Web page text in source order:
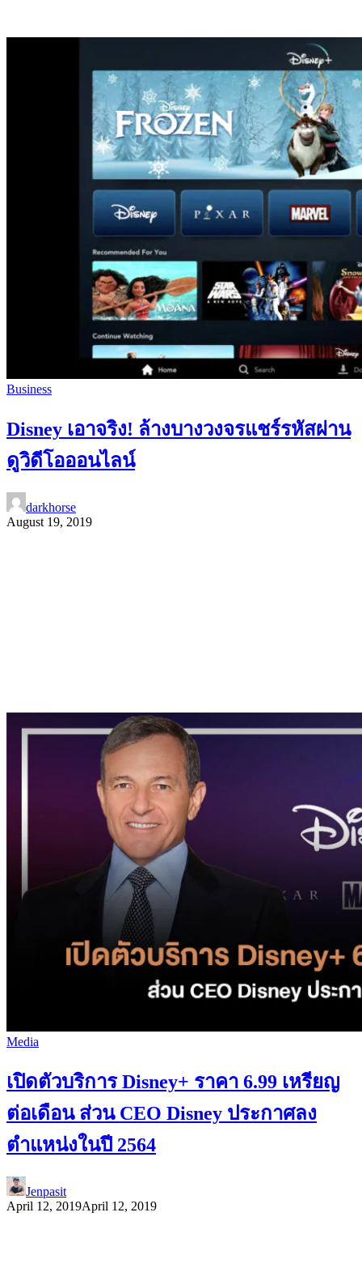
Business
Disney เอาจริง! ล้างบางวงจรแชร์รหัสผ่าน
ดูวิดีโอออนไลน์
darkhorse
August 19, 2019
Media
เปิดตัวบริการ Disney+ ราคา 6.99 เหรียญ
ต่อเดือน ส่วน CEO Disney ประกาศลง
ตำแหน่งในปี 2564
Jenpasit
April 12, 2019April 12, 2019